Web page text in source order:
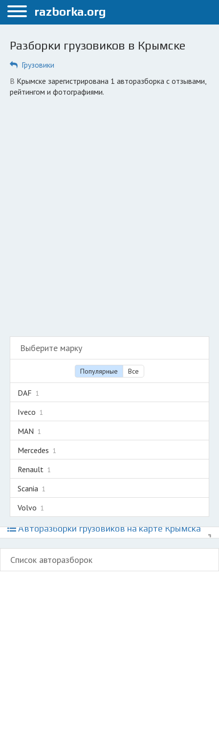
Меню
Крымск
ПОЛЬЗОВАТЕЛЯМ
Каталог разборок
Разборки грузовиков в Крымске
Грузовики
в Крымске зарегистрирована 1 авторазборка с отзывами,
рейтингом и фотографиями.
Выберите марку
Популярные Все
DAF 1
Iveco 1
MAN 1
Mercedes 1
Renault 1
Scania 1
Volvo 1
Авторазборки грузовиков на карте Крымска
Список авторазборок
razborka.org